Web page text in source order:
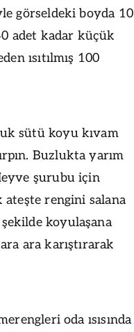
görseldeki boyda 10
adet kadar küçük
ısıtılmış 100
sütü koyu kıvam
Buzlukta yarım
şurubu için
ateşte rengini salana
şekilde koyulaşana
ara karıştırarak
oda ısısında